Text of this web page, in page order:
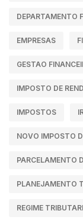
DEPARTAMENTO
EMPRESAS
GESTAO
IMPOSTO DE
IMPOSTOS
NOVO IMPOSTO
PARCELAMENTO
PLANEJAMENTO
REGIME